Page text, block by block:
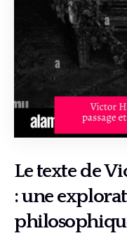
Le texte de
: une